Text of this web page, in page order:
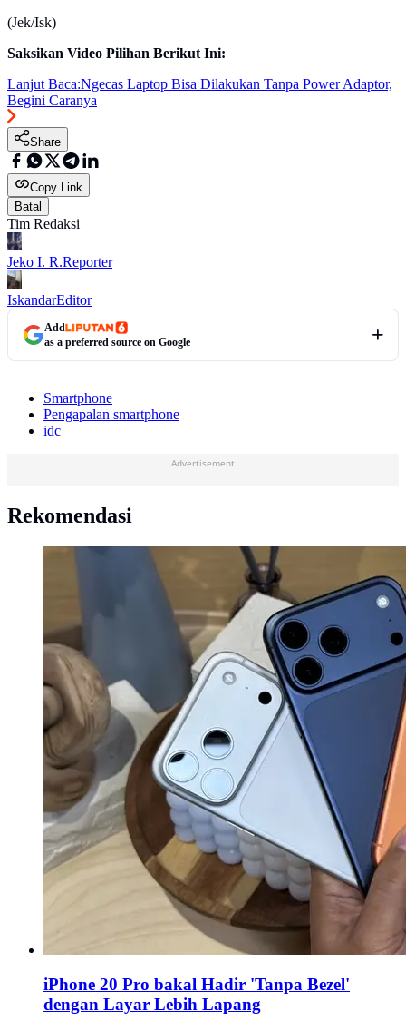
(Jek/Isk)
Saksikan Video Pilihan Berikut Ini:
Lanjut Baca:Ngecas Laptop Bisa Dilakukan Tanpa Power Adaptor,
Begini Caranya
Share
Copy Link
Batal
Tim Redaksi
Jeko I. R.Reporter
IskandarEditor
Add
as a preferred source on Google
Smartphone
Pengapalan smartphone
idc
Advertisement
Rekomendasi
iPhone 20 Pro bakal Hadir 'Tanpa Bezel'
dengan Layar Lebih Lapang